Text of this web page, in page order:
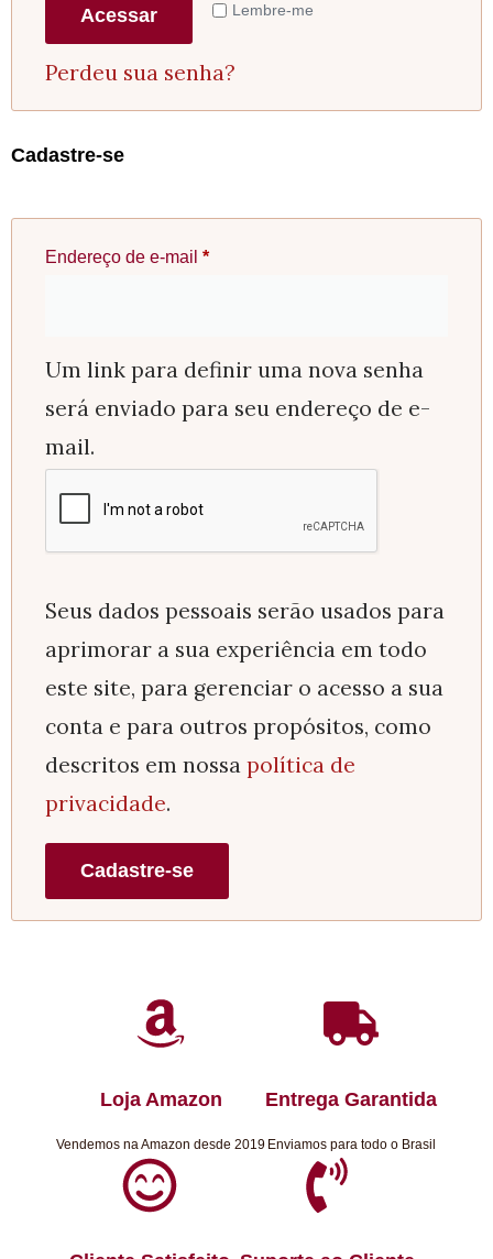
Lembre-me
Acessar
Perdeu sua senha?
Cadastre-se
Endereço de e-mail *
Um link para definir uma nova senha
será enviado para seu endereço de e-
mail.
Seus dados pessoais serão usados para
aprimorar a sua experiência em todo
este site, para gerenciar o acesso a sua
conta e para outros propósitos, como
descritos em nossa política de
privacidade.
Cadastre-se
Loja Amazon
Vendemos na Amazon desde 2019
Entrega Garantida
Enviamos para todo o Brasil